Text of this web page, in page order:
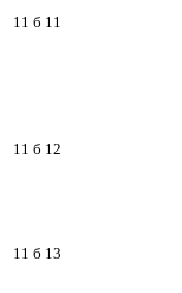
11 б 11
11 б 12
11 б 13